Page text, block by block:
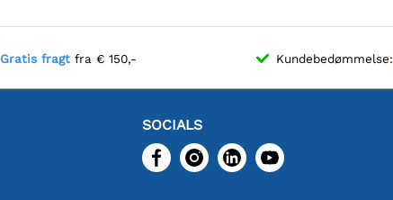
Gratis fragt fra € 150,- Kundebedømmelse:
SOCIALS